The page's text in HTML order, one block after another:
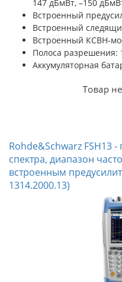
147 дБмВт, –150
Встроенный
Встроенный
Встроенный КСВН-
Полоса разрешения:
Аккумуляторная
Rohde&Schwarz FSH13
спектра, диапазон
встроенным
1314.2000.13)